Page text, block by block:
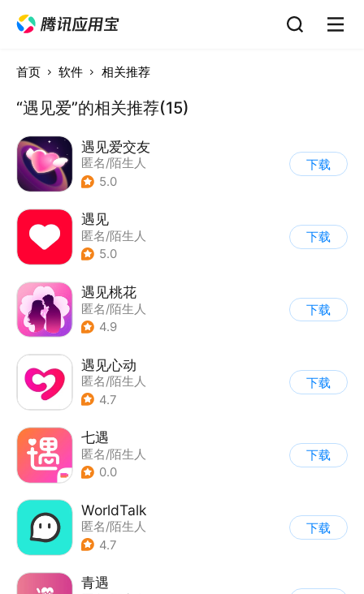
首页 软件 相关推荐
“遇见爱”的相关推荐(15)
遇见爱交友
匿名/陌生人
5.0
下载
遇见
匿名/陌生人
5.0
下载
遇见桃花
匿名/陌生人
4.9
下载
遇见心动
匿名/陌生人
4.7
下载
七遇
匿名/陌生人
0.0
下载
WorldTalk
匿名/陌生人
4.7
下载
青遇